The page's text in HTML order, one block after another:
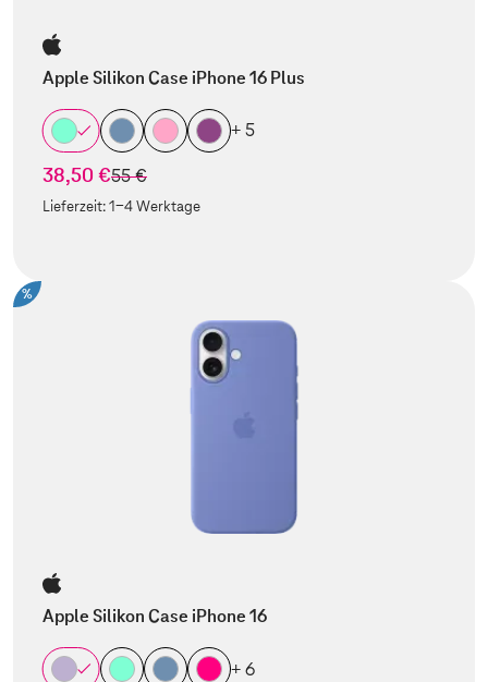
Apple Silikon Case iPhone 16 Plus
+ 5
38,50 €statt
55 €
Lieferzeit:1-4 Werktage
%
Apple Silikon Case iPhone 16
+ 6